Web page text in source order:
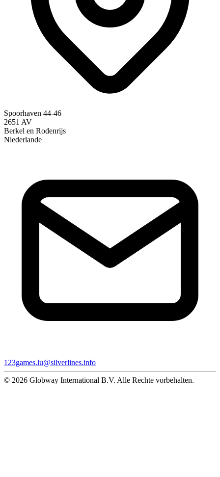
Spoorhaven 44-46
2651 AV
Berkel en Rodenrijs
Niederlande
123games.lu@silverlines.info
© 2026 Globway International B.V. Alle Rechte vorbehalten.